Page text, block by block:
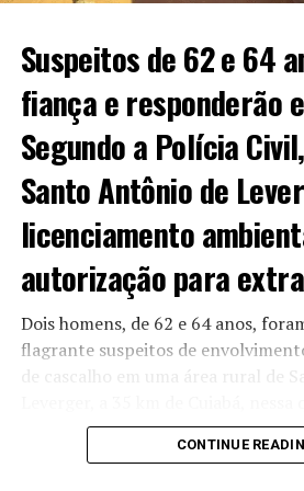
em multas por crimes ambientais
Responsáveis por manter
análoga à escravidão em MT devem
por danos morais
Suspeitos de 62 e 64
fiança e responderão
Segundo a Polícia
Santo Antônio de
licenciamento
autorização para
Dois homens, de 62 e 64 anos,
flagrante suspeitos de
de cascalho em uma área rural de
Segundo a Polícia Civil, caminhões
minério foram flagrados deixando
CONTINUE